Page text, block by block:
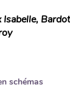
Isabelle,
schémas